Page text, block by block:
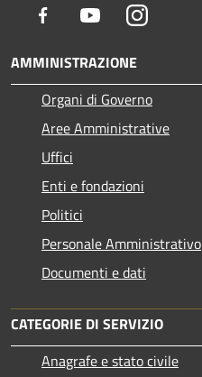
Facebook YoutubeInstagram
AMMINISTRAZIONE
Organi di Governo
Aree Amministrative
Uffici
Enti e fondazioni
Politici
Personale Amministrativo
Documenti e dati
CATEGORIE DI SERVIZIO
Anagrafe e stato civile